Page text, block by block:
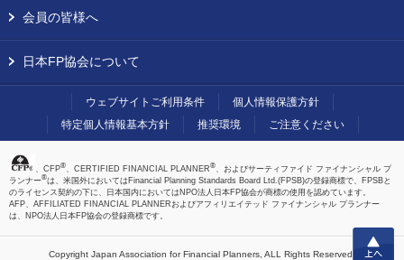
上へ
会員の皆様へ
日本FP協会について
ウェブサイトご利用条件
個人情報保護方針
特定個人情報基本方針
推奨環境 ご注意ください
、CFP® 、CERTIFIED FINANCIAL PLANNER® 、およびサーティファイド ファイナンシャル プ
ランナー®は、米国外においてはFinancial Planning Standards Board Ltd.(FPSB)の登録商標で、FPSBと
のライセンス契約の下に、日本国内においてはNPO法人日本FP協会が商標の使用を認めています。
AFP、AFFILIATED FINANCIAL PLANNERおよびアフィリエイテッド ファイナンシャル プランナー
は、NPO法人日本FP協会の登録商標です。
Copyright Japan Association for Financial Planners, ALL Rights Reserved.